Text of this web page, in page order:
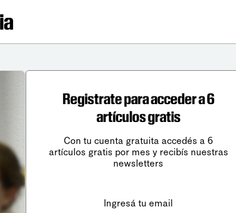
Registrate para acceder a 6
artículos gratis
Con tu cuenta gratuita accedés a 6
artículos gratis por mes y recibís nuestras
newsletters
Ingresá tu email